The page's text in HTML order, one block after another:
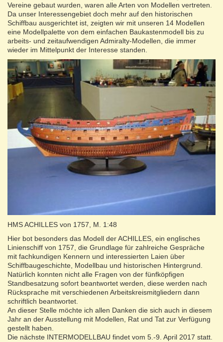
Vereine gebaut wurden, waren alle Arten von Modellen vertreten.
Da unser Interessengebiet doch mehr auf den historischen
Schiffbau ausgerichtet ist, zeigten wir mit unseren 14 Modellen
eine Modellpalette von dem einfachen Baukastenmodell bis zu
arbeits- und zeitaufwendigen Admiralty-Modellen, die immer
wieder im Mittelpunkt der Interesse standen.
HMS ACHILLES von 1757, M. 1:48
Hier bot besonders das Modell der ACHILLES, ein englisches
Linienschiff von 1757, die Grundlage für zahlreiche Gespräche
mit fachkundigen Kennern und interessierten Laien über
Schiffbaugeschichte, Modellbau und historischen Hintergrund.
Natürlich konnten nicht alle Fragen von der fünfköpfigen
Standbesatzung sofort beantwortet werden, diese werden nach
Rücksprache mit verschiedenen Arbeitskreismitgliedern dann
schriftlich beantwortet.
An dieser Stelle möchte ich allen Danken die sich auch in diesem
Jahr an der Ausstellung mit Modellen, Rat und Tat zur Verfügung
gestellt haben.
Die nächste INTERMODELLBAU findet vom 5.-9. April 2017 statt.